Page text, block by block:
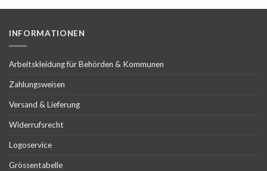
INFORMATIONEN
Arbeitskleidung für Behörden & Kommunen
Zahlungsweisen
Versand & Lieferung
Widerrufsrecht
Logoservice
Grössentabelle